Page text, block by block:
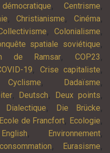
,Centrisme,
,Christianisme, Cinéma,
, Colonialisme,
spatiale soviétique,
de Ramsar, COP23 ,
19, Crise capitaliste,
Cyclisme, Dadaïsme,
, Deutsch, Deux points,
Dialectique, Die Brücke,
Ecole de Francfort, Ecologie,
English, Environnement,
, Eurasisme,